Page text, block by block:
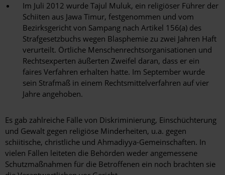
Im Juli 2012 wurde Tajul Muluk, ein religiöser Führer der
Schiiten aus Jawa Timur, festgenommen und vom
Bezirksgericht von Sampang nach Artikel 156(a) des
Strafgesetzbuchs wegen Blasphemie zu zwei Jahren Haft
verurteilt. Örtliche Menschenrechtsorganisationen und
Rechtsexperten äußerten Zweifel daran, dass er ein
faires Verfahren erhalten hatte. Im September wurde
sein Strafmaß in einem Rechtsmittelverfahren auf vier
Jahre angehoben.
Es gab zahlreiche Fälle von Diskriminierung, Einschüchterung
und Gewalt gegen religiöse Minderheiten, u.a. gegen
schiitische, christliche und Ahmadiyya-Gemeinschaften. In
vielen Fällen leiteten die Behörden weder angemessene
Schutzmaßnahmen für die Betroffenen ein noch brachten sie